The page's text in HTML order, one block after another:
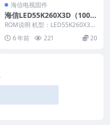
海信电视固件
海信LED55K260X3D（100
0）BOM21官方原厂USB刷
机电视固件包
ROM说明 机型：LED55K260X3D
固件版本：（1000） BOM：21...
6 年前 221 20